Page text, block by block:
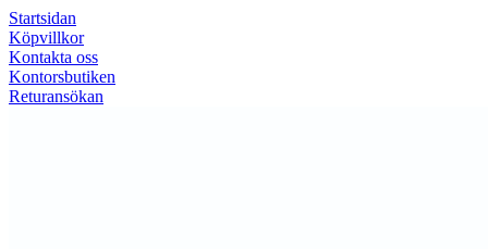
Startsidan
Köpvillkor
Kontakta oss
Kontorsbutiken
Returansökan